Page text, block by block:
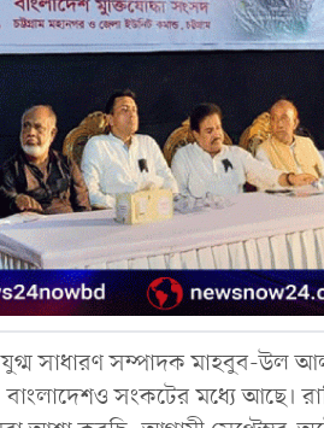
সাধারণ সম্পাদক মাহবুব-উল
সংকটের মধ্যে আছে।